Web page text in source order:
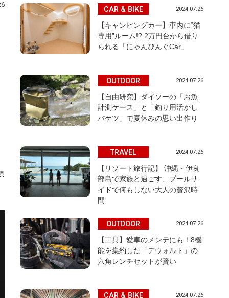
CAR & BIKE 2024.07.26
【キャンピングカー】車内に“猫
専用”ルーム!? 2万円台から借り
られる「にゃんぴんぐCar」
OUTDOOR 2024.07.26
【自由研究】ダイソーの「お魚
計測ケース」と「釣り用活かし
バケツ」で夏休みの思い出作り
TRAVEL 2024.07.26
【リゾート旅行記】 沖縄・伊良
部島で家族と過ごす、プールサ
イドで何もしない大人の贅沢時
間
OUTDOOR 2024.07.26
【工具】愛車のメンテにも！8機
能を集約した「デウォルト」の
六角レンチセットが賢い
CAR & BIKE 2024.07.26